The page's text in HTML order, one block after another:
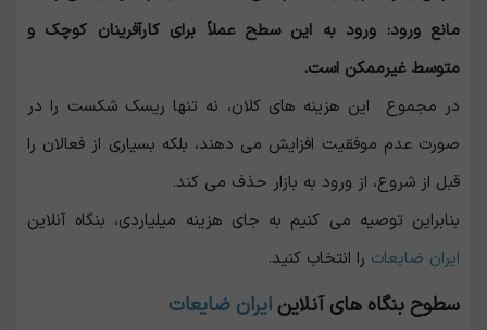
مانع ورود: ورود به این سطح عملاً برای کارآفرینان کوچک و
متوسط غیرممکن است.
در مجموع این هزینه‌ های کلان، نه تنها ریسک شکست را در
صورت عدم موفقیت افزایش می ‌دهند، بلکه بسیاری از فعالان را
قبل از شروع، از ورود به بازار حذف می ‌کند.
بنابراین توصیه می کنیم به جای هزینه میلیاردی، بنگاه آنلاین
ایران ضایعات را انتخاب کنید.
سطوح بنگاه های آنلاین ایران ضایعات